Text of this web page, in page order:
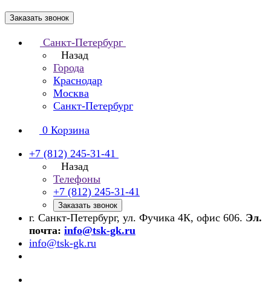
Заказать звонок
Санкт-Петербург
Назад
Города
Краснодар
Москва
Санкт-Петербург
0 Корзина
+7 (812) 245-31-41
Назад
Телефоны
+7 (812) 245-31-41
Заказать звонок
г. Санкт-Петербург, ул. Фучика 4К, офис 606. Эл.
почта: info@tsk-gk.ru
info@tsk-gk.ru